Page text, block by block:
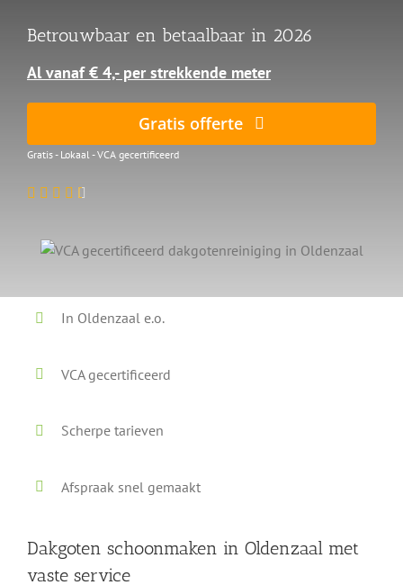
Betrouwbaar en betaalbaar in 2026
Al vanaf € 4,- per strekkende meter
Gratis offerte
Gratis - Lokaal - VCA gecertificeerd
In Oldenzaal e.o.
VCA gecertificeerd
Scherpe tarieven
Afspraak snel gemaakt
Dakgoten schoonmaken in Oldenzaal met
vaste service